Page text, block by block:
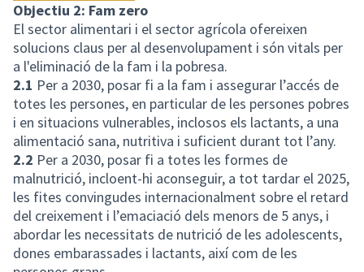
Objectiu 2: Fam zero
El sector alimentari i el sector agrícola ofereixen
solucions claus per al desenvolupament i són vitals per
a l'eliminació de la fam i la pobresa.
2.1 Per a 2030, posar fi a la fam i assegurar l’accés de
totes les persones, en particular de les persones pobres
i en situacions vulnerables, inclosos els lactants, a una
alimentació sana, nutritiva i suficient durant tot l’any.
2.2 Per a 2030, posar fi a totes les formes de
malnutrició, incloent-hi aconseguir, a tot tardar el 2025,
les fites convingudes internacionalment sobre el retard
del creixement i l’emaciació dels menors de 5 anys, i
abordar les necessitats de nutrició de les adolescents,
dones embarassades i lactants, així com de les